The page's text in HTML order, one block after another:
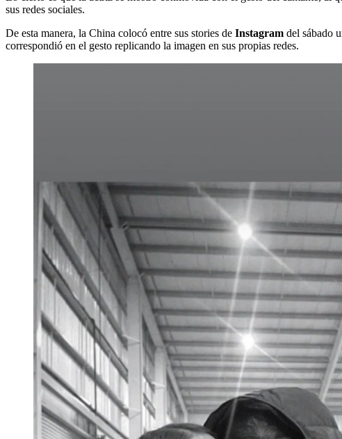
sus redes sociales.
De esta manera, la China colocó entre sus stories de Instagram del sábado
correspondió en el gesto replicando la imagen en sus propias redes.